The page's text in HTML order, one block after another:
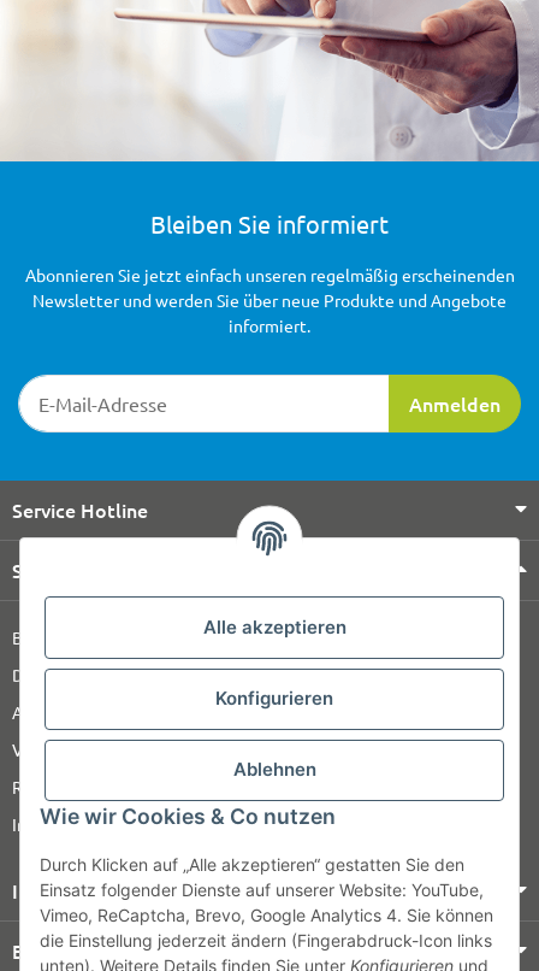
Alle akzeptieren
Konfigurieren
Ablehnen
Wie wir Cookies & Co nutzen
Durch Klicken auf „Alle akzeptieren“ gestatten Sie den
Einsatz folgender Dienste auf unserer Website: YouTube,
Vimeo, ReCaptcha, Brevo, Google Analytics 4. Sie können
die Einstellung jederzeit ändern (Fingerabdruck-Icon links
unten). Weitere Details finden Sie unter Konfigurieren und
Bleiben Sie informiert
Newsletter-Registrierung
Anmelden
Abonnieren Sie jetzt einfach unseren regelmäßig erscheinenden
Newsletter und werden Sie über neue Produkte und Angebote
informiert.
Service Hotline
Shop Service
Barrierefreiheitserklärung
Datenschutz
AGB
Versandinformationen
Retour
Impressum
Informationen
Bezahlung & Versand